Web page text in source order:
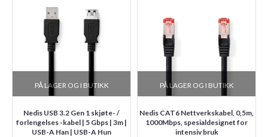
PÅ LAGER OG I BUTIKK
Nedis USB 3.2 Gen 1 skjøte- /
forlengelses -kabel | 5 Gbps | 3m |
USB-A Han | USB-A Hun
PÅ LAGER OG I BUTIKK
Nedis CAT6 Nettverkskabel, 0,5m,
1000Mbps, spesialdesignet for
intensiv bruk